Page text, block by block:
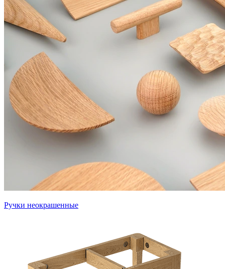
Ручки неокрашенные